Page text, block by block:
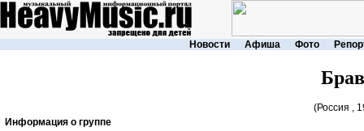
Новости Афиша Фото
(Россия ,
Информация о группе